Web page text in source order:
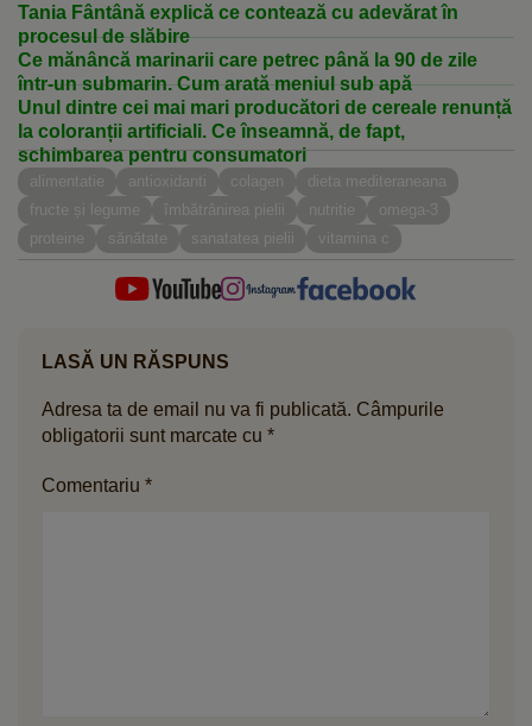
Tania Fântână explică ce contează cu adevărat în
procesul de slăbire
Ce mănâncă marinarii care petrec până la 90 de zile
într-un submarin. Cum arată meniul sub apă
Unul dintre cei mai mari producători de cereale renunță
la coloranții artificiali. Ce înseamnă, de fapt,
schimbarea pentru consumatori
alimentatie antioxidanti colagen
dieta mediteraneana
fructe și legume
îmbătrânirea pielii nutritie
omega-3
proteine
sănătate sanatatea pielii vitamina c
LASĂ UN RĂSPUNS
Adresa ta de email nu va fi publicată. Câmpurile
obligatorii sunt marcate cu *
Comentariu *